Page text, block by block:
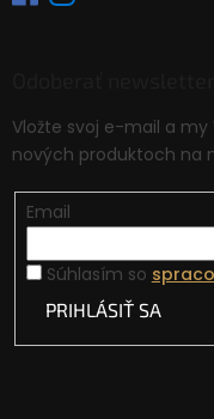
Vložte svoj e-mail a
nových produktoch na
Email
Súhlasím so
PRIHLÁSIŤ SA